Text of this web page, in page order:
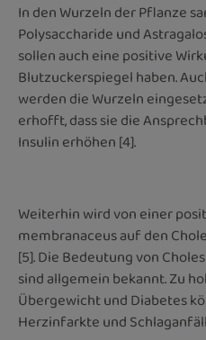
In den Wurzeln der Pflanze
Polysaccharide und
sollen auch eine positive
Blutzuckerspiegel haben.
werden die Wurzeln
erhofft, dass sie die
Insulin erhöhen [4].
Weiterhin wird von einer
membranaceus auf den
[5]. Die Bedeutung von
sind allgemein bekannt. Zu
Übergewicht und Diabetes
Herzinfarkte und